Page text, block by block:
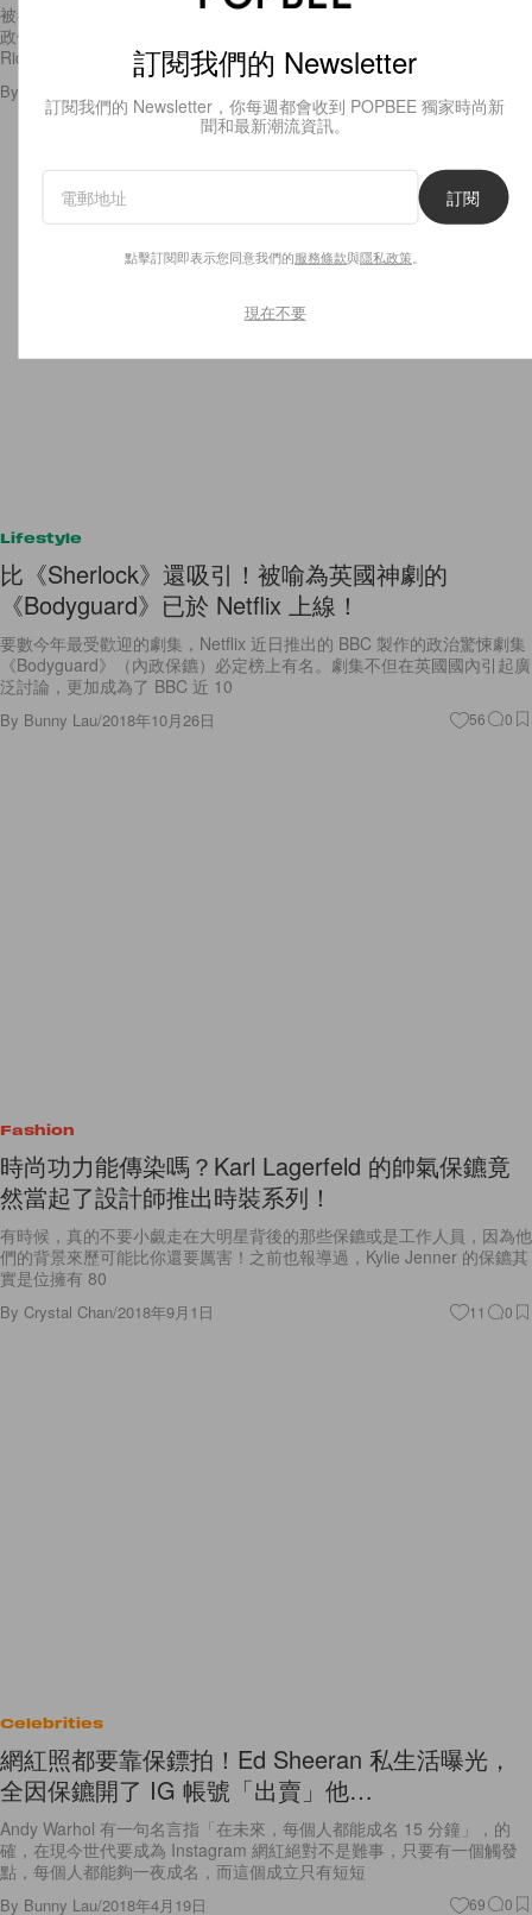
被譽為比 Benedict Cumberbatch 的《Sherlock》更神的 BBC 神劇《內
政保鑣》人氣持續攀升，在 Netflix 正式上線後也勢不可擋，主演的男星
Richard
By
Lifestyle
比《Sherlock》還吸引！被喻為英國神劇的
《Bodyguard》已於 Netflix 上線！
要數今年最受歡迎的劇集，Netflix 近日推出的 BBC 製作的政治驚悚劇集
《Bodyguard》（內政保鑣）必定榜上有名。劇集不但在英國國內引起廣
泛討論，更加成為了 BBC 近 10
By Bunny Lau/2018年10月26日 56 0
Fashion
時尚功力能傳染嗎？Karl Lagerfeld 的帥氣保鑣竟
然當起了設計師推出時裝系列！
有時候，真的不要小覷走在大明星背後的那些保鑣或是工作人員，因為他
們的背景來歷可能比你還要厲害！之前也報導過，Kylie Jenner 的保鑣其
實是位擁有 80
By Crystal Chan/2018年9月1日 11 0
Celebrities
網紅照都要靠保鏢拍！Ed Sheeran 私生活曝光，
全因保鑣開了 IG 帳號「出賣」他…
Andy Warhol 有一句名言指「在未來，每個人都能成名 15 分鐘」，的
確，在現今世代要成為 Instagram 網紅絕對不是難事，只要有一個觸發
點，每個人都能夠一夜成名，而這個成立只有短短
By Bunny Lau/2018年4月19日 69 0
訂閱我們的 Newsletter
訂閱我們的 Newsletter，你每週都會收到 POPBEE 獨家時尚新
聞和最新潮流資訊。
訂閱
點擊訂閱即表示您同意我們的服務條款與隱私政策
現在不要